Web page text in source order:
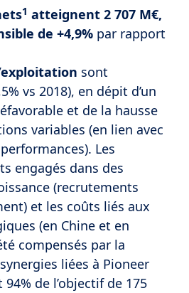
1 atteignent 2 707 M€,
de +4,9% par rapport
sont
vs 2018), en dépit d’un
et de la hausse
variables (en lien avec
Les
engagés dans des
(recrutements
et les coûts liés aux
(en Chine et en
compensés par la
liées à Pioneer
de l’objectif de 175